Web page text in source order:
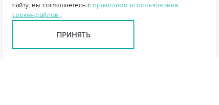
сайту, вы соглашаетесь с правилами использования
cookie-файлов .
ПРИНЯТЬ